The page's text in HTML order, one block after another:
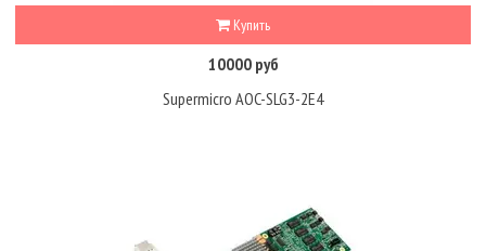
Купить
10000 руб
Supermicro AOC-SLG3-2E4